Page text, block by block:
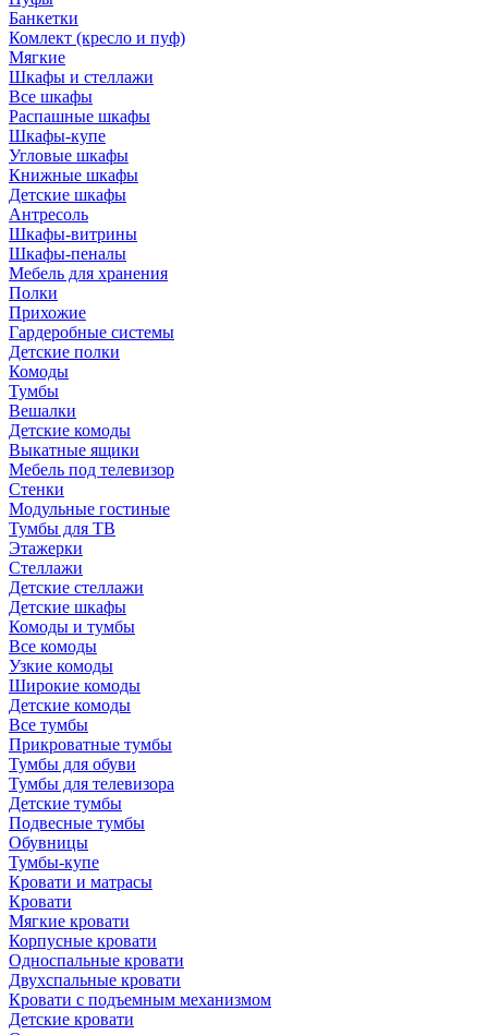
Банкетки
Комлект (кресло и пуф)
Мягкие
Шкафы и стеллажи
Все шкафы
Распашные шкафы
Шкафы-купе
Угловые шкафы
Книжные шкафы
Детские шкафы
Антресоль
Шкафы-витрины
Шкафы-пеналы
Мебель для хранения
Полки
Прихожие
Гардеробные системы
Детские полки
Комоды
Тумбы
Вешалки
Детские комоды
Выкатные ящики
Мебель под телевизор
Стенки
Модульные гостиные
Тумбы для ТВ
Этажерки
Стеллажи
Детские стеллажи
Детские шкафы
Комоды и тумбы
Все комоды
Узкие комоды
Широкие комоды
Детские комоды
Все тумбы
Прикроватные тумбы
Тумбы для обуви
Тумбы для телевизора
Детские тумбы
Подвесные тумбы
Обувницы
Тумбы-купе
Кровати и матрасы
Кровати
Мягкие кровати
Корпусные кровати
Односпальные кровати
Двухспальные кровати
Кровати с подъемным механизмом
Детские кровати